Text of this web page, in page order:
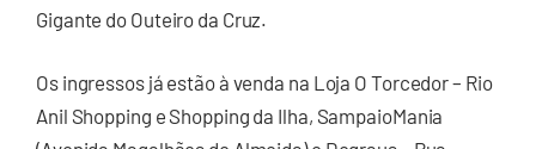
Gigante do Outeiro da Cruz.
Os ingressos já estão à venda na Loja O Torcedor – Rio
Anil Shopping e Shopping da Ilha, SampaioMania